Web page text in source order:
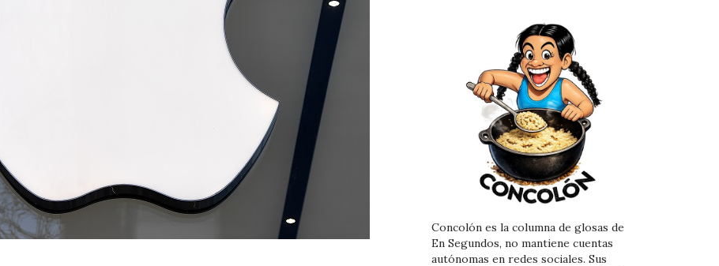
Concolón es la columna de glosas de
En Segundos, no mantiene cuentas
autónomas en redes sociales. Sus